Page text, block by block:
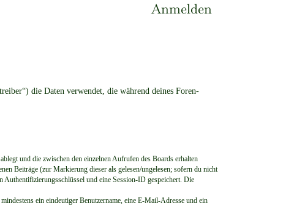
Anmelden
die Daten verwendet, die während deines Foren-
und die zwischen den einzelnen Aufrufen des Boards erhalten
Beiträge (zur Markierung dieser als gelesen/ungelesen; sofern du nicht
Authentifizierungsschlüssel und eine Session-ID gespeichert. Die
ein eindeutiger Benutzername, eine E-Mail-Adresse und ein